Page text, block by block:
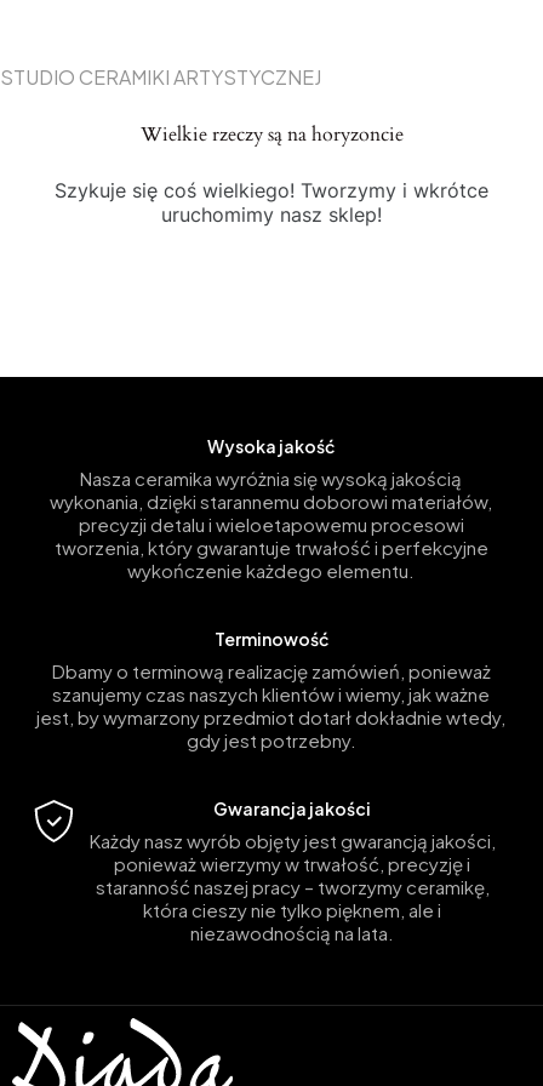
STUDIO CERAMIKI ARTYSTYCZNEJ
Wielkie rzeczy są na horyzoncie
Szykuje się coś wielkiego! Tworzymy i wkrótce
uruchomimy nasz sklep!
Wysoka jakość
Nasza ceramika wyróżnia się wysoką jakością
wykonania, dzięki starannemu doborowi materiałów,
precyzji detalu i wieloetapowemu procesowi
tworzenia, który gwarantuje trwałość i perfekcyjne
wykończenie każdego elementu.
Terminowość
Dbamy o terminową realizację zamówień, ponieważ
szanujemy czas naszych klientów i wiemy, jak ważne
jest, by wymarzony przedmiot dotarł dokładnie wtedy,
gdy jest potrzebny.
Gwarancja jakości
Każdy nasz wyrób objęty jest gwarancją jakości,
ponieważ wierzymy w trwałość, precyzję i
staranność naszej pracy – tworzymy ceramikę,
która cieszy nie tylko pięknem, ale i
niezawodnością na lata.